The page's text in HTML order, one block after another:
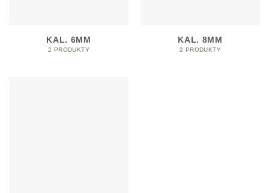
KAL. 6MM
2 PRODUKTY
KAL. 8MM
2 PRODUKTY